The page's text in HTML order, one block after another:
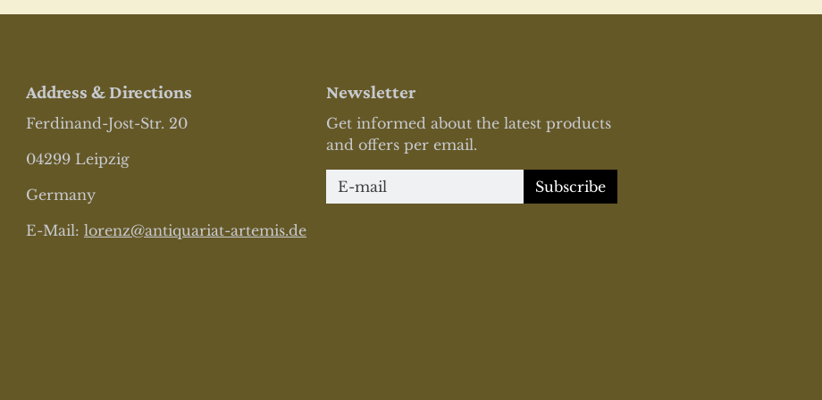
Address & Directions
Ferdinand-Jost-Str. 20
04299 Leipzig
Germany
E-Mail: lorenz@antiquariat-artemis.de
Newsletter
Get informed about the latest products
and offers per email.
Newsletter
Subscribe